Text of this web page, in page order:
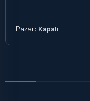
Pazar: Kapalı